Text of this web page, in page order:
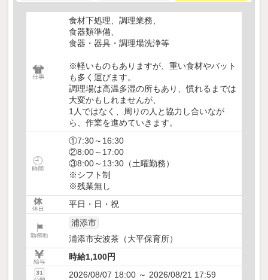
食材下処理、調理業務、
食器類準備、
食器・器具・調理場洗浄等
※軽いものもありますが、重い食材やバット
も多く運びます。
調理場は高温多湿の所もあり、慣れるまでは
大変かもしれませんが、
1人ではなく、周りの人と協力し合いなが
ら、作業を進めていきます。
①7:30～16:30
②8:00～17:00
③8:00～13:30（土曜勤務）
※シフト制
※残業無し
平日・日・祝
浦添市
浦添市安波茶（大平保育所）
時給1,100円
2026/08/07 18:00 ～ 2026/08/21 17:59